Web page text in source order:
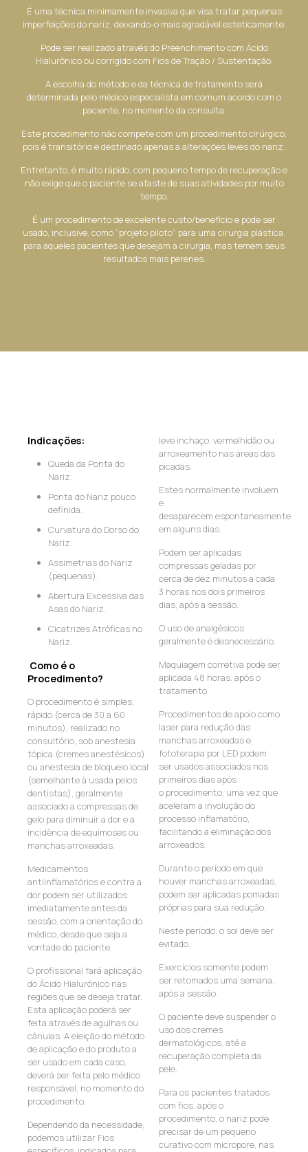
É uma técnica minimamente invasiva que visa tratar pequenas
imperfeições do nariz, deixando-o mais agradável esteticamente.
Pode ser realizado através do Preenchimento com Ácido
Hialurônico ou corrigido com Fios de Tração / Sustentação.
A escolha do método e da técnica de tratamento será
determinada pelo médico especialista em comum acordo com o
paciente, no momento da consulta.
Este procedimento não compete com um procedimento cirúrgico,
pois é transitório e destinado apenas a alterações leves do nariz.
Entretanto, é muito rápido, com pequeno tempo de recuperação e
não exige que o paciente se afaste de suas atividades por muito
tempo.
É um procedimento de excelente custo/benefício e pode ser
usado, inclusive, como “projeto piloto” para uma cirurgia plástica,
para aqueles pacientes que desejam a cirurgia, mas temem seus
resultados mais perenes.
Indicações:
Queda da Ponta do
Nariz.
Ponta do Nariz pouco
definida.
Curvatura do Dorso do
Nariz.
Assimetrias do Nariz
(pequenas).
Abertura Excessiva das
Asas do Nariz.
Cicatrizes Atróficas no
Nariz.
Como é o
Procedimento?
O procedimento é simples,
rápido (cerca de 30 a 60
minutos), realizado no
consultório, sob anestesia
tópica (cremes anestésicos)
ou anestesia de bloqueio local
(semelhante à usada pelos
dentistas), geralmente
associado a compressas de
gelo para diminuir a dor e a
incidência de equimoses ou
manchas arroxeadas.
Medicamentos
antiinflamatórios e contra a
dor podem ser utilizados
imediatamente antes da
sessão, com a orientação do
médico, desde que seja a
vontade do paciente.
O profissional fará aplicação
do Ácido Hialurônico nas
regiões que se deseja tratar.
Esta aplicação poderá ser
feita através de agulhas ou
cânulas. A eleição do método
de aplicação e do produto a
ser usado em cada caso,
deverá ser feita pelo médico
responsável, no momento do
procedimento.
Dependendo da necessidade,
podemos utilizar Fios
leve inchaço, vermelhidão ou
arroxeamento nas áreas das
picadas.
Estes normalmente involuem
e
desaparecem espontaneamente
em alguns dias.
Podem ser aplicadas
compressas geladas por
cerca de dez minutos a cada
3 horas nos dois primeiros
dias, após a sessão.
O uso de analgésicos
geralmente é desnecessário.
Maquiagem corretiva pode ser
aplicada 48 horas, após o
tratamento.
Procedimentos de apoio como
laser para redução das
manchas arroxeadas e
fototerapia por LED podem
ser usados associados nos
primeiros dias após
o procedimento, uma vez que
aceleram a involução do
processo inflamatório,
facilitando a eliminação dos
arroxeados.
Durante o período em que
houver manchas arroxeadas,
podem ser aplicadas pomadas
próprias para sua redução.
Neste período, o sol deve ser
evitado.
Exercícios somente podem
ser retomados uma semana,
após a sessão.
O paciente deve suspender o
uso dos cremes
dermatológicos, até a
recuperação completa da
pele.
Para os pacientes tratados
com fios, após o
procedimento, o nariz pode
precisar de um pequeno
curativo com micropore, nas